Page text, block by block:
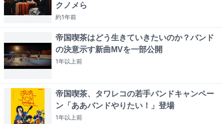
クノメら
約1年前
帝国喫茶はどう生きていきたいのか？バンド
の決意示す新曲MVを一部公開
1年以上前
帝国喫茶、タワレコの若手バンドキャンペー
ン「ああバンドやりたい！」登場
1年以上前